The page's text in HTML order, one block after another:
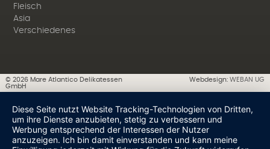
Fleisch
Asia
Verschiedenes
© 2026Mare Atlantico Delikatessen
GmbH
Webdesign:WEBAN UG
Diese Seite nutzt Website Tracking-Technologien von Dritten,
um ihre Dienste anzubieten, stetig zu verbessern und
Werbung entsprechend der Interessen der Nutzer
anzuzeigen. Ich bin damit einverstanden und kann meine